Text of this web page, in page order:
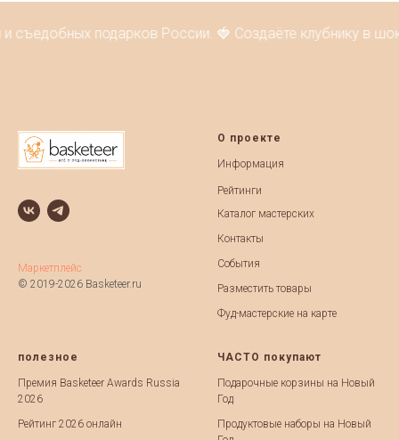
подарков России. 🍓 Создаёте клубнику в
Маркетплейс
© 2019-2026 Basketeer.ru
О проекте
Информация
Рейтинги
Каталог мастерских
Контакты
События
Разместить товары
Фуд-мастерские на карте
полезное
Премия Basketeer Awards Russia
2026
Рейтинг 2026 онлайн
ЧАСТО покупают
Подарочные корзины на Новый
Год
Продуктовые наборы на Новый